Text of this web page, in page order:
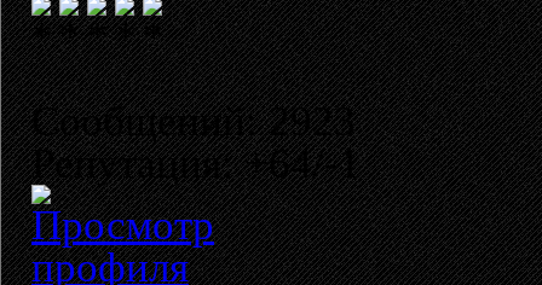
Сообщений: 2923
Репутация: +64/-1